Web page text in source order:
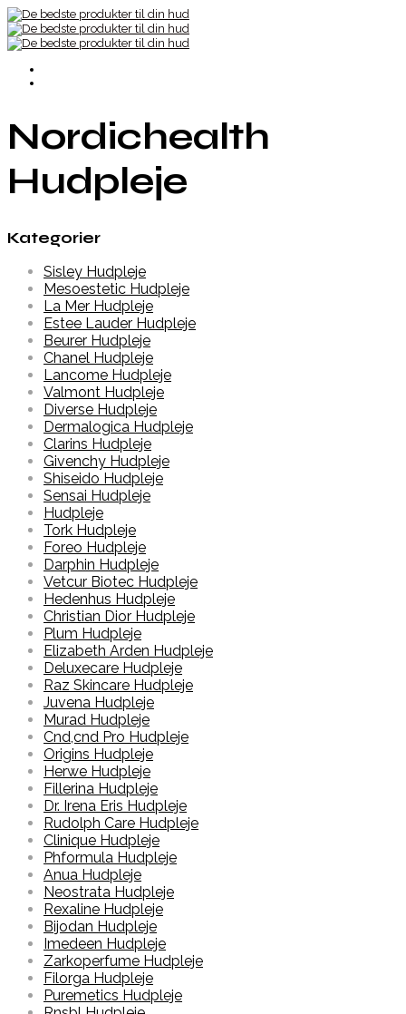
Nordichealth
Hudpleje
Kategorier
Sisley Hudpleje
Mesoestetic Hudpleje
La Mer Hudpleje
Estee Lauder Hudpleje
Beurer Hudpleje
Chanel Hudpleje
Lancome Hudpleje
Valmont Hudpleje
Diverse Hudpleje
Dermalogica Hudpleje
Clarins Hudpleje
Givenchy Hudpleje
Shiseido Hudpleje
Sensai Hudpleje
Hudpleje
Tork Hudpleje
Foreo Hudpleje
Darphin Hudpleje
Vetcur Biotec Hudpleje
Hedenhus Hudpleje
Christian Dior Hudpleje
Plum Hudpleje
Elizabeth Arden Hudpleje
Deluxecare Hudpleje
Raz Skincare Hudpleje
Juvena Hudpleje
Murad Hudpleje
Cnd,cnd Pro Hudpleje
Origins Hudpleje
Herwe Hudpleje
Fillerina Hudpleje
Dr. Irena Eris Hudpleje
Rudolph Care Hudpleje
Clinique Hudpleje
Phformula Hudpleje
Anua Hudpleje
Neostrata Hudpleje
Rexaline Hudpleje
Bijodan Hudpleje
Imedeen Hudpleje
Zarkoperfume Hudpleje
Filorga Hudpleje
Puremetics Hudpleje